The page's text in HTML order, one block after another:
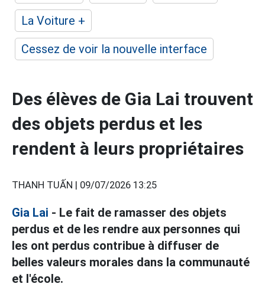
La Voiture +
Cessez de voir la nouvelle interface
Des élèves de Gia Lai trouvent
des objets perdus et les
rendent à leurs propriétaires
THANH TUẤN | 09/07/2026 13:25
Gia Lai - Le fait de ramasser des objets
perdus et de les rendre aux personnes qui
les ont perdus contribue à diffuser de
belles valeurs morales dans la communauté
et l'école.